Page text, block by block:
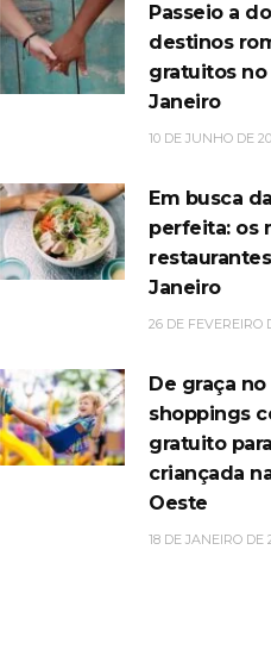
Passeio a
destinos
gratuitos no
Janeiro
10 DE JUNHO DE
Em busca
perfeita: os
Janeiro
26 DE FEVEREIRO
De graça no
shoppings
gratuito
criançada
Oeste
18 DE JANEIRO DE